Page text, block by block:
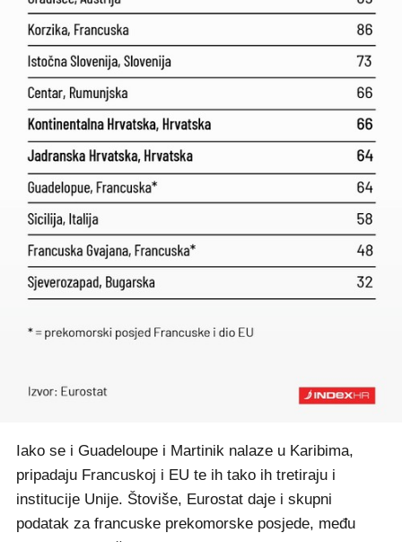
Iako se i Guadeloupe i Martinik nalaze u Karibima,
pripadaju Francuskoj i EU te ih tako ih tretiraju i
institucije Unije. Štoviše, Eurostat daje i skupni
podatak za francuske prekomorske posjede, među